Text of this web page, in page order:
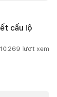
cấu lộ
10.269 lượt xem